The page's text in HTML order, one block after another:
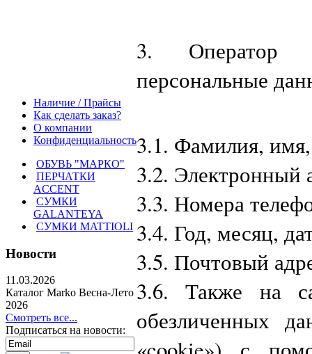
Наличие / Прайсы
Как сделать заказ?
О компании
Конфиденциальность
ОБУВЬ "МАРКО"
ПЕРЧАТКИ
ACCENT
СУМКИ
GALANTEYA
СУМКИ MATTIOLI
Новости
11.03.2026
Каталог Marko Весна-Лето
2026
Смотреть все...
Подписаться на новости:
3. Оператор
персональные
3.1. Фамилия,
3.2. Электронный
3.3. Номера
3.4. Год, месяц,
3.5. Почтовый
3.6. Также на
обезличенных